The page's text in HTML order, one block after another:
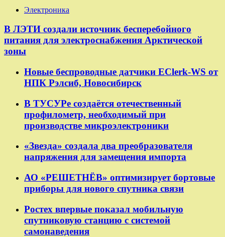
Электроника
В ЛЭТИ создали источник бесперебойного
питания для электроснабжения Арктической
зоны
Новые беспроводные датчики EClerk-WS от
НПК Рэлсиб, Новосибирск
В ТУСУРе создаётся отечественный
профилометр, необходимый при
производстве микроэлектроники
«Звезда» создала два преобразователя
напряжения для замещения импорта
АО «РЕШЕТНЁВ» оптимизирует бортовые
приборы для нового спутника связи
Ростех впервые показал мобильную
спутниковую станцию с системой
самонаведения